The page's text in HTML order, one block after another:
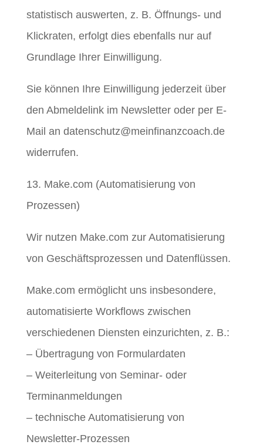
statistisch auswerten, z. B. Öffnungs- und
Klickraten, erfolgt dies ebenfalls nur auf
Grundlage Ihrer Einwilligung.
Sie können Ihre Einwilligung jederzeit über
den Abmeldelink im Newsletter oder per E-
Mail an datenschutz@meinfinanzcoach.de
widerrufen.
13. Make.com (Automatisierung von
Prozessen)
Wir nutzen Make.com zur Automatisierung
von Geschäftsprozessen und Datenflüssen.
Make.com ermöglicht uns insbesondere,
automatisierte Workflows zwischen
verschiedenen Diensten einzurichten, z. B.:
– Übertragung von Formulardaten
– Weiterleitung von Seminar- oder
Terminanmeldungen
– technische Automatisierung von
Newsletter-Prozessen